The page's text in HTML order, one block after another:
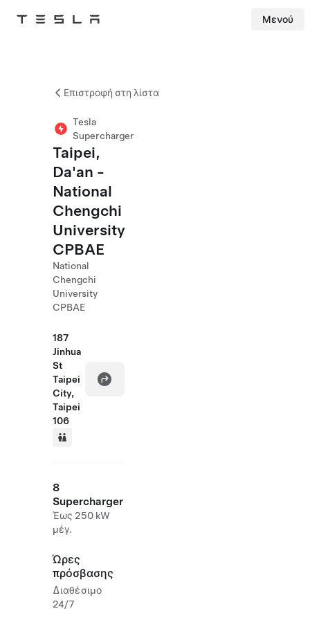
Tesla Μενού
Επιστροφή στη λίστα
Tesla
Supercharger
Taipei,
Da'an -
National
Chengchi
University
CPBAE
National
Chengchi
University
CPBAE
187
Jinhua
St
Taipei
City,
Taipei
106
8
Supercharger
Έως 250 kW
μέγ.
Ώρες
πρόσβασης
Διαθέσιμο
24/7